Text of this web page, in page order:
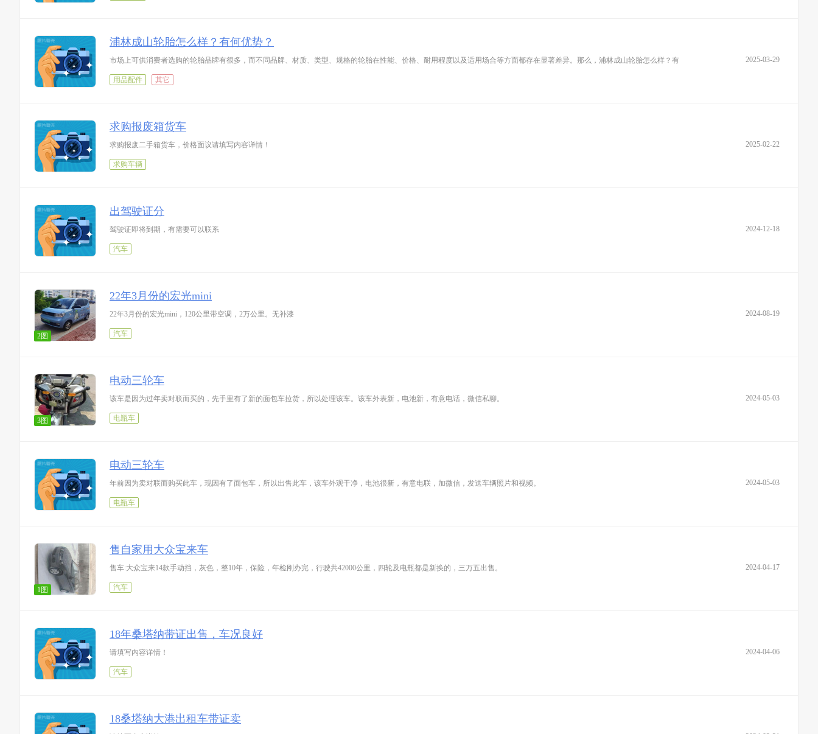
2025-03-29
浦林成山轮胎怎么样？有何优势？
市场上可供消费者选购的轮胎品牌有很多，而不同品牌、材质、类型、规格的轮胎在性能、价格、耐用程度以及适用场合等方面都存在显著差异。那么，浦林成山轮胎怎么样？有
用品配件 其它
2025-02-22
求购报废箱货车
求购报废二手箱货车，价格面议请填写内容详情！
求购车辆
2024-12-18
出驾驶证分
驾驶证即将到期，有需要可以联系
汽车
2图
2024-08-19
22年3月份的宏光mini
22年3月份的宏光mini，120公里带空调，2万公里。无补漆
汽车
3图
2024-05-03
电动三轮车
该车是因为过年卖对联而买的，先手里有了新的面包车拉货，所以处理该车。该车外表新，电池新，有意电话，微信私聊。
电瓶车
2024-05-03
电动三轮车
年前因为卖对联而购买此车，现因有了面包车，所以出售此车，该车外观干净，电池很新，有意电联，加微信，发送车辆照片和视频。
电瓶车
1图
2024-04-17
售自家用大众宝来车
售车:大众宝来14款手动挡，灰色，整10年，保险，年检刚办完，行驶共42000公里，四轮及电瓶都是新换的，三万五出售。
汽车
2024-04-06
18年桑塔纳带证出售，车况良好
请填写内容详情！
汽车
18桑塔纳大港出租车带证卖